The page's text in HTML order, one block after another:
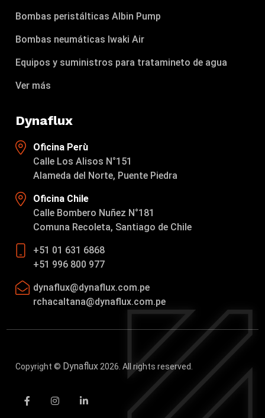
Bombas peristálticas Albin Pump
Bombas neumáticas Iwaki Air
Equipos y suministros para tratamineto de agua
Ver más
Dynaflux
Oficina Perù
Calle Los Alisos N°151
Alameda del Norte, Puente Piedra
Oficina Chile
Calle Bombero Nuñez N°181
Comuna Recoleta, Santiago de Chile
+51 01 631 6868
+51 996 800 977
dynaflux@dynaflux.com.pe
rchacaltana@dynaflux.com.pe
Copyright © Dynaflux2026. All rights reserved.